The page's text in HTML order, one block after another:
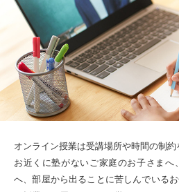
オンライン授業は受講場所や時間の制約
お近くに塾がないご家庭のお子さまへ
へ、部屋から出ることに苦しんでいる